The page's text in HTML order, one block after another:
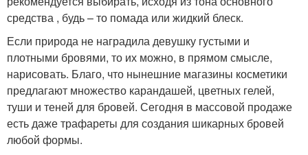
средства , будь – то помада или жидкий блеск.
Если природа не наградила девушку густыми и
плотными бровями, то их можно, в прямом смысле,
нарисовать. Благо, что нынешние магазины косметики
предлагают множество карандашей, цветных гелей,
туши и теней для бровей. Сегодня в массовой продаже
есть даже трафареты для создания шикарных бровей
любой формы.